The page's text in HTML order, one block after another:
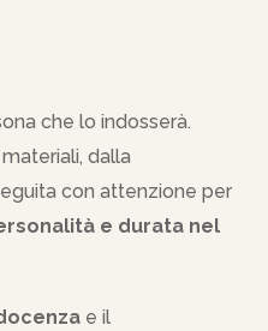
che lo indosserà.
dalla
con attenzione per
e durata nel
e il